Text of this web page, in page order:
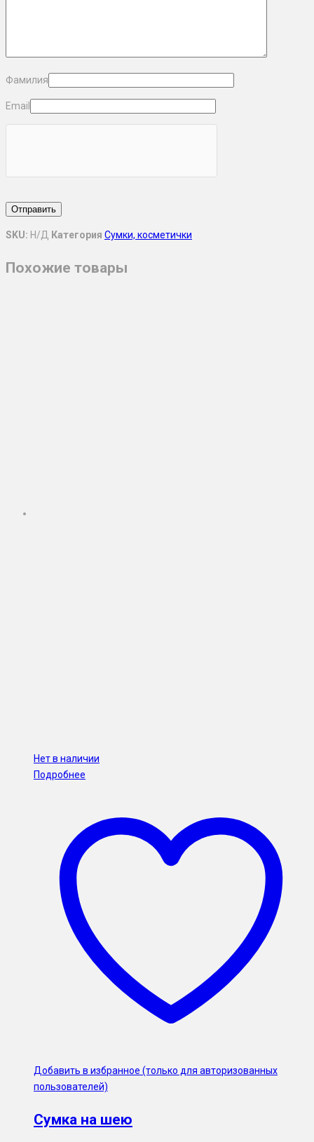
Фамилия
Email
SKU: Н/Д Категория Сумки, косметички
Похожие товары
Нет в наличии
Подробнее
Добавить в избранное (только для авторизованных
пользователей)
Сумка на шею